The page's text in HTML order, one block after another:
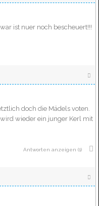
ist nuer noch bescheuert!!!
doch die Mädels voten.
wieder ein junger Kerl mit
Antworten anzeigen (1)